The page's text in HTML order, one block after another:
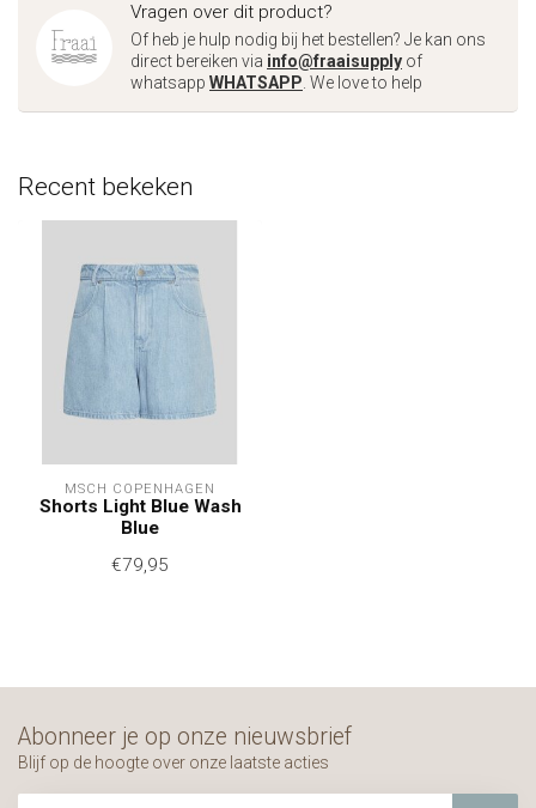
Vragen over dit product?
Of heb je hulp nodig bij het bestellen? Je kan ons
direct bereiken via info@fraaisupply of
whatsapp WHATSAPP . We love to help
Recent bekeken
MSCH COPENHAGEN
Shorts Light Blue Wash
Blue
€79,95
Abonneer je op onze nieuwsbrief
Blijf op de hoogte over onze laatste acties